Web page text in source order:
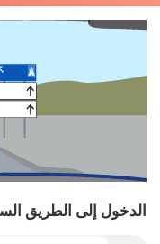
الدخول إلى الطريق